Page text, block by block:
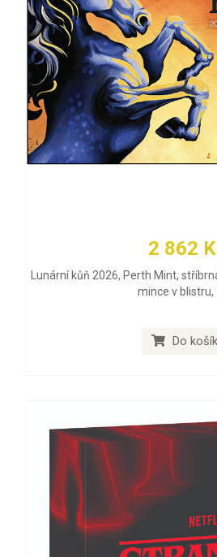
2 862
Lunární kůň 2026, Perth Mint,
mince v blistru,
Do